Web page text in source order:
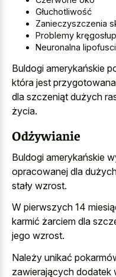
Głuchotliwość
Zanieczyszczenia
Problemy
Neuronalna
Buldogi amerykańskie
która jest
dla szczeniąt dużych
życia.
Odżywianie
Buldogi amerykańskie
opracowanej dla
stały wzrost.
W pierwszych 14
karmić żarciem dla
jego wzrost.
Należy unikać
zawierających dodatek